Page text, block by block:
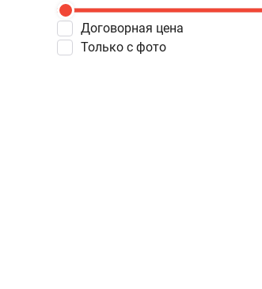
Договорная цена
Только с фото